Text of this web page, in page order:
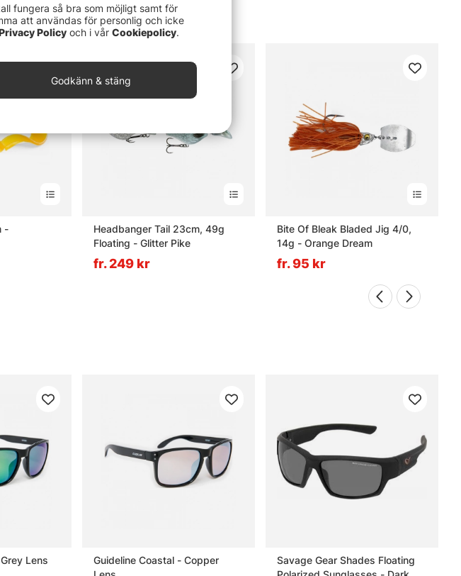
-
Headbanger Tail 23cm, 49g
Floating - Glitter Pike
fr. 249 kr
Bite Of Bleak Bladed Jig 4/0,
14g - Orange Dream
fr. 95 kr
Lens
Guideline Coastal - Copper
Savage Gear Shades Floating
fungera så bra som möjligt samt för
att användas för personlig och icke
Policy och i vår Cookiepolicy.
Godkänn & stäng